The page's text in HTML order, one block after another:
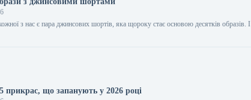
з нас є пара джинсових шортів, яка щороку стає основою десятків образів. І
прикрас, що запанують у 2026 році